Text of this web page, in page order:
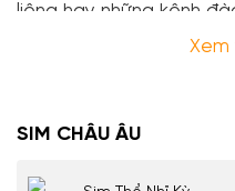
liêng hay những kênh
cũng có thể lạc bước
thời trang của thế giới.
Xem
SIM CHÂU ÂU